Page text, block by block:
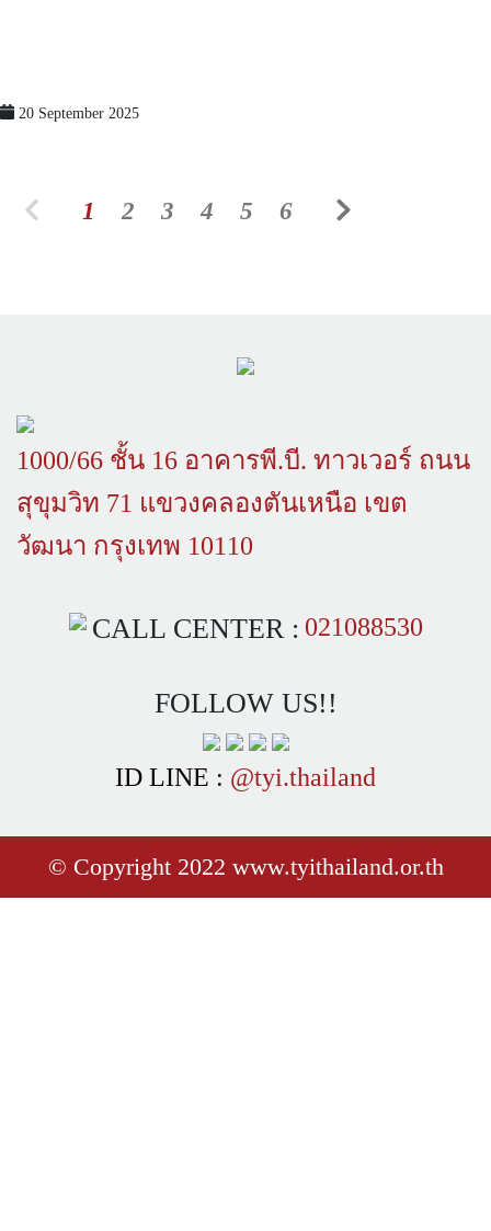
20 September 2025
1 2 3 4 5 6
1000/66 ชั้น 16 อาคารพี.บี. ทาวเวอร์ ถนน
สุขุมวิท 71 แขวงคลองตันเหนือ เขต
วัฒนา กรุงเทพ 10110
CALL CENTER : 021088530
FOLLOW US!!
ID LINE : @tyi.thailand
© Copyright 2022 www.tyithailand.or.th